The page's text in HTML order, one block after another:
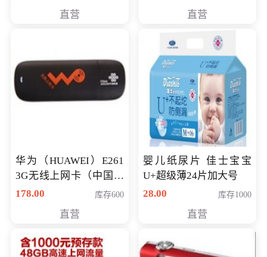
直营 直营
华为（HUAWEI）E261
3G无线上网卡（中国联
通）
178.00 库存600
直营
婴儿纸尿片 佳士宝宝
U+超级薄24片加大号
28.00
库存1000
直营